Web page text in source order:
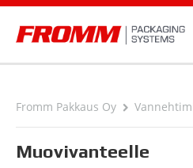
Fromm Pakkaus Oy
Muovivanteelle